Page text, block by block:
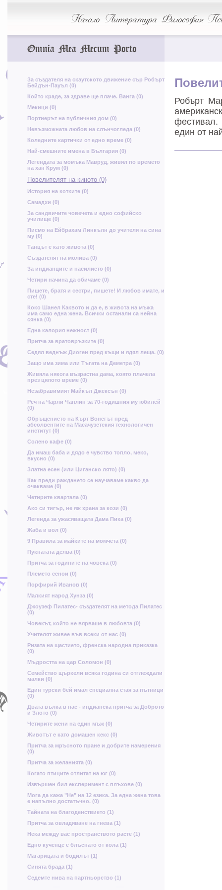
щ
Н
й
Ь
ш
ъ
Ц
б
б
Ж
Г
Ч
Р
ъ
Х
И
Ь
ю
Щ
Т
Я
ж
Н
о
Й
Л
М
О
Л
Ч
ъ
и
Ч
К
х
Й
й
ш
р
в
р
Ж
д
Ь
о
О
Ь
М
Начало Литература Философия
Omnia Mea Mecum Porto
За създателя на скаутското движение сър Робърт
Бейдън-Пауъл (0)
Който краде, за здраве ще плаче. Ванга (0)
Мекици (0)
Портиерът на публичния дом (0)
Невъзможната любов на слънчогледа (0)
Коледните картички от едно време (0)
Най-смешните имена в България (0)
Легендата за момъка Мавруд, живял по времето
на хан Крум (0)
Повелителят на киното (0)
История на котките (0)
Самадхи (0)
За сандвичите човечета и едно софийско
училище (0)
Писмо на Ейбрахам Линкълн до учителя на сина
му (0)
Танцът е като живота (0)
Създателят на молива (0)
За индианците и насилието (0)
Четири начина да обичаме (0)
Пишете, братя и сестри, пишете! И любов имате, и
сте! (0)
Коко Шанел Каквото и да е, в живота на мъжа
има само една жена. Всички останали са нейна
сянка (0)
Една калория нежност (0)
Притча за вратовръзките (0)
Седял веднъж Диоген пред къщи и ядял леща. (0)
Защо има зима или Тъгата на Деметра (0)
Живяла някога възрастна дама, която плачела
през цялото време (0)
Незабравимият Майкъл Джексън (0)
Реч на Чарли Чаплин за 70-годишния му юбилей
(0)
Oбръщението на Кърт Вонегът пред
абсолвентите на Масачузетския технологичен
институт (0)
Солено кафе (0)
Да имаш баба и дядо е чувство топло, меко,
вкусно (0)
Златна есен (или Циганско лято) (0)
Как преди раждането се научаваме какво да
очакваме (0)
Четирите квартала (0)
Ако си тигър, не яж храна за кози (0)
Легенда за ужасяващата Дама Пика (0)
Жаба и вол (0)
9 Правила за майките на момчета (0)
Пукнатата делва (0)
Притча за годините на човека (0)
Племето сенои (0)
Порфирий Иванов (0)
Малкият народ Хунза (0)
Джоузеф Пилатес- създателят на метода Пилатес
(0)
Човекът, който не вярваше в любовта (0)
Учителят живее във всеки от нас (0)
Ризата на щастието, френска народна приказка
(0)
Мъдростта на цар Соломон (0)
Семейство щъркели всяка година си отглеждали
малки (0)
Един турски бей имал специална стая за пътници
(0)
Двата вълка в нас - индианска притча за Доброто
и Злото (0)
Четирите жени на един мъж (0)
Животът е като домашен кекс (0)
Притча за мръсното пране и добрите намерения
(0)
Притча за желанията (0)
Когато птиците отлитат на юг (0)
Извършен бил експеримент с плъхове (0)
Мога да кажа "Не" на 12 езика. За една жена това
е напълно достатъчно. (0)
Тайната на благоденствието (1)
Притча за овладяване на гнева (1)
Нека между вас пространството расте (1)
Едно кученце е блъснато от кола (1)
Магарицата и бодилът (1)
Синята брада (1)
Седемте нива на партньорство (1)
Робърт
един от